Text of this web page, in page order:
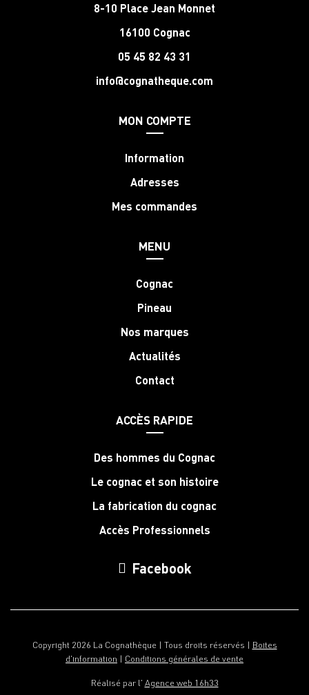
8-10 Place Jean Monnet
16100 Cognac
05 45 82 43 31
info@cognatheque.com
MON COMPTE
Information
Adresses
Mes commandes
MENU
Cognac
Pineau
Nos marques
Actualités
Contact
ACCÈS RAPIDE
Des hommes du Cognac
Le cognac et son histoire
La fabrication du cognac
Accès Professionnels
Facebook
Copyright 2026 La Cognathèque | Tous droits réservés | Boites
d'information | Conditions générales de vente
Réalisé par l' Agence web 16h33